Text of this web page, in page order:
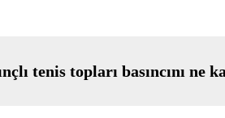
tenis topları basıncını ne